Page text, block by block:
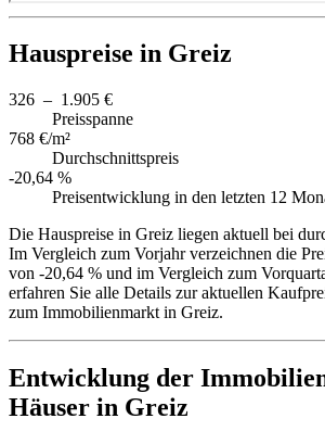
Hauspreise in Greiz
326 – 1.905 €
Preisspanne
768 €/m²
Durchschnittspreis
-20,64 %
Preisentwicklung in den letzten 12
Die Hauspreise in Greiz liegen aktuell bei
Im Vergleich zum Vorjahr verzeichnen die
von -20,64 % und im Vergleich zum
erfahren Sie alle Details zur aktuellen
zum Immobilienmarkt in Greiz.
Entwicklung der
Häuser in Greiz